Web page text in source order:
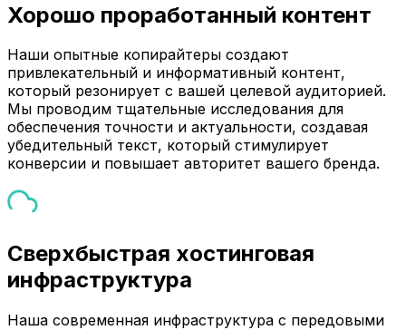
Хорошо проработанный контент
Наши опытные копирайтеры создают
привлекательный и информативный контент,
который резонирует с вашей целевой аудиторией.
Мы проводим тщательные исследования для
обеспечения точности и актуальности, создавая
убедительный текст, который стимулирует
конверсии и повышает авторитет вашего бренда.
Сверхбыстрая хостинговая
инфраструктура
Наша современная инфраструктура с передовыми